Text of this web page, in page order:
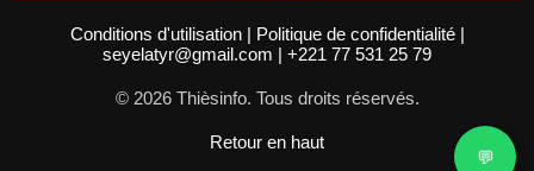
Conditions d'utilisation | Politique de confidentialité |
seyelatyr@gmail.com | +221 77 531 25 79
© 2026 Thièsinfo. Tous droits réservés.
Retour en haut
💬